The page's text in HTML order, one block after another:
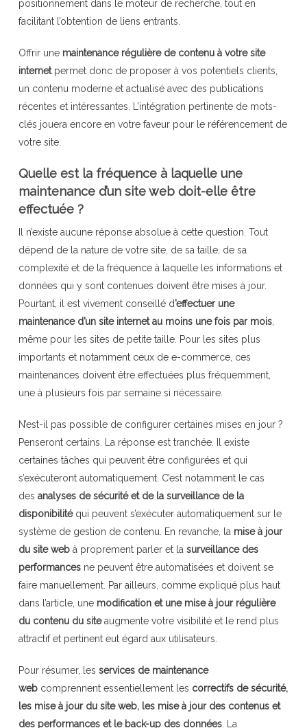
positionnement dans le moteur de recherche, tout en
facilitant l’obtention de liens entrants.
Offrir une maintenance régulière de contenu à votre site
internetpermet donc de proposer à vos potentiels clients,
un contenu moderne et actualisé avec des publications
récentes et intéressantes. L’intégration pertinente de mots-
clés jouera encore en votre faveur pour le référencement de
votre site.
Quelle est la fréquence à laquelle une
maintenance d’un site web doit-elle être
effectuée ?
Il n’existe aucune réponse absolue à cette question. Tout
dépend de la nature de votre site, de sa taille, de sa
complexité et de la fréquence à laquelle les informations et
données qui y sont contenues doivent être mises à jour.
Pourtant, il est vivement conseillé d’effectuer une
maintenance d’un site internet au moins une fois par mois,
même pour les sites de petite taille. Pour les sites plus
importants et notamment ceux de e-commerce, ces
maintenances doivent être effectuées plus fréquemment,
une à plusieurs fois par semaine si nécessaire.
N’est-il pas possible de configurer certaines mises en jour ?
Penseront certains. La réponse est tranchée. Il existe
certaines tâches qui peuvent être configurées et qui
s’exécuteront automatiquement. C’est notamment le cas
des analyses de sécurité et de la surveillance de la
disponibilitéqui peuvent s’exécuter automatiquement sur le
système de gestion de contenu. En revanche, la mise à jour
du site webà proprement parler et la surveillance des
performancesne peuvent être automatisées et doivent se
faire manuellement. Par ailleurs, comme expliqué plus haut
dans l’article, une modification et une mise à jour régulière
du contenu du siteaugmente votre visibilité et le rend plus
attractif et pertinent eut égard aux utilisateurs.
Pour résumer, les services de maintenance
webcomprennent essentiellement les correctifs de sécurité,
les mise à jour du site web, les mise à jour des contenus et
des performances et le back-up des données. La